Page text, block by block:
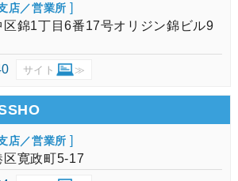
店／営業所 ]
錦1丁目6番17号オリジン錦ビル9
サイト ≫
店／営業所 ]
区寛政町5-17